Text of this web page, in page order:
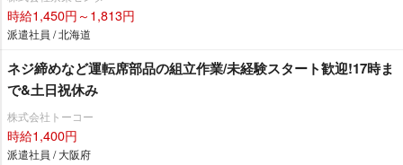
時給1,450円～1,813円
派遣社員 / 北海道
ネジ締めなど運転席部品の組立作業/未経験スタート歓迎!17時ま
で&土日祝休み
株式会社トーコー
時給1,400円
派遣社員 / 大阪府